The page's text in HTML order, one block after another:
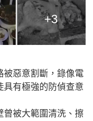
+3
被惡意割斷，錄像電
具有極強的防偵查意
曾被大範圍清洗、擦